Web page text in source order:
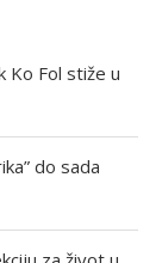
Ko Fol stiže u
do sada